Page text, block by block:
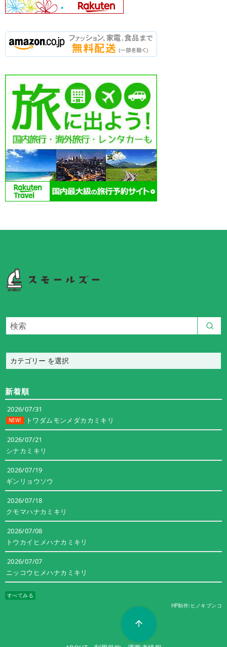
テ
リ
新着順
2026/07/31
NEW! トワダムモンメダカカミキリ
2026/07/21
シナカミキリ
2026/07/19
ギンリョウソウ
2026/07/18
クモマハナカミキリ
2026/07/08
トウカイヒメハナカミキリ
2026/07/07
ニッコウヒメハナカミキリ
すべてみる
HP制作:ヒノキブンコ